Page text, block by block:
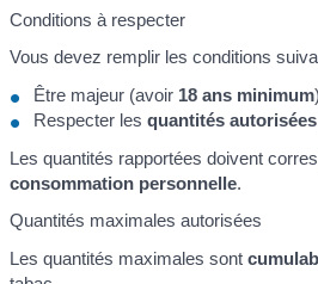
Conditions à respecter
Vous devez remplir les conditions
Être majeur (avoir 18 ans minimum)
Respecter lesquantités autorisées
Les quantités rapportées doivent
consommation personnelle.
Quantités maximales autorisées
Les quantités maximales sont